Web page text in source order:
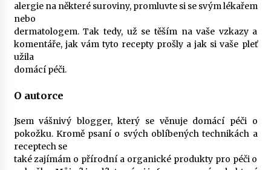
alergie na některé suroviny, promluvte si se svým lékařem
nebo
dermatologem. Tak tedy, už se těším na vaše vzkazy a
komentáře, jak vám tyto recepty prošly a jak si vaše pleť
užila
domácí péči.
O autorce
Jsem vášnivý blogger, který se věnuje domácí péči o
pokožku. Kromě psaní o svých oblíbených technikách a
receptech se
také zajímám o přírodní a organické produkty pro péči o